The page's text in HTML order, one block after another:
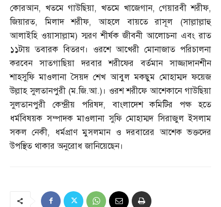
কোরআন, খতমে গাউছিয়া,খতমে খাজেগান,গেয়ারবী শরীফ,
জিয়ারত,মিলাদ শরীফ,আহলে বায়তে রাসূল (সাল্লাল্লাহু
আলাইহি ওয়াসাল্লাম)স্মরণ শীর্ষক জীবনী আলোচনা এবং রাত
১১টায় তবারক বিতরণ। ওরশে আখেরী মোনাজাত পরিচালনা
করবেন সাতগাছিয়া দরবার শরীফের বর্তমান সাজ্জাদানশীন
শাহসুফি মাওলানা সৈয়দ শেখ আবুল মকছুম মোহাম্মদ ফয়েজ
উল্লাহ সুলতানপুরী (ম.জি.আ.)। ওরশ শরীফে আশেকানে গাউছিয়া
সুলতানপুরী কেন্দ্রীয় পরিষদ,বাংলাদেশ কমিটির পক্ষ হতে
ধর্মবিষয়ক সম্পাদক মাওলানা সুফি মোহাম্মদ সিরাজুল ইসলাম
সকল নেকী, ধর্মপ্রাণ মুসলমান ও দরবারের আশেক ভক্তদের
উপস্থিত থাকার অনুরোধ জানিয়েছেন।